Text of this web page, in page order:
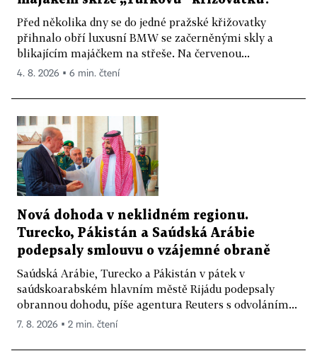
Před několika dny se do jedné pražské křižovatky
přihnalo obří luxusní BMW se začerněnými skly a
blikajícím majáčkem na střeše. Na červenou...
4. 8. 2026 ▪ 6 min. čtení
Nová dohoda v neklidném regionu.
Turecko, Pákistán a Saúdská Arábie
podepsaly smlouvu o vzájemné obraně
Saúdská Arábie, Turecko a Pákistán v pátek v
saúdskoarabském hlavním městě Rijádu podepsaly
obrannou dohodu, píše agentura Reuters s odvoláním...
7. 8. 2026 ▪ 2 min. čtení